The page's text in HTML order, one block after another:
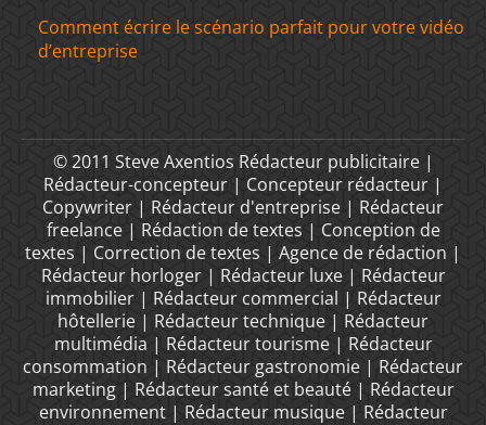
Comment écrire le scénario parfait pour votre vidéo
d’entreprise
© 2011 Steve Axentios Rédacteur publicitaire |
Rédacteur-concepteur | Concepteur rédacteur |
Copywriter | Rédacteur d'entreprise | Rédacteur
freelance | Rédaction de textes | Conception de
textes | Correction de textes | Agence de rédaction |
Rédacteur horloger | Rédacteur luxe | Rédacteur
immobilier | Rédacteur commercial | Rédacteur
hôtellerie | Rédacteur technique | Rédacteur
multimédia | Rédacteur tourisme | Rédacteur
consommation | Rédacteur gastronomie | Rédacteur
marketing | Rédacteur santé et beauté | Rédacteur
environnement | Rédacteur musique | Rédacteur